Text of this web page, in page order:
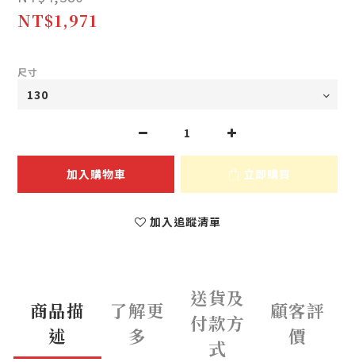
NT$1,971
尺寸
加入購物車 立即購買
加入追蹤清單
商品描
述
了解更
多
送貨及
付款方
式
顧客評
價